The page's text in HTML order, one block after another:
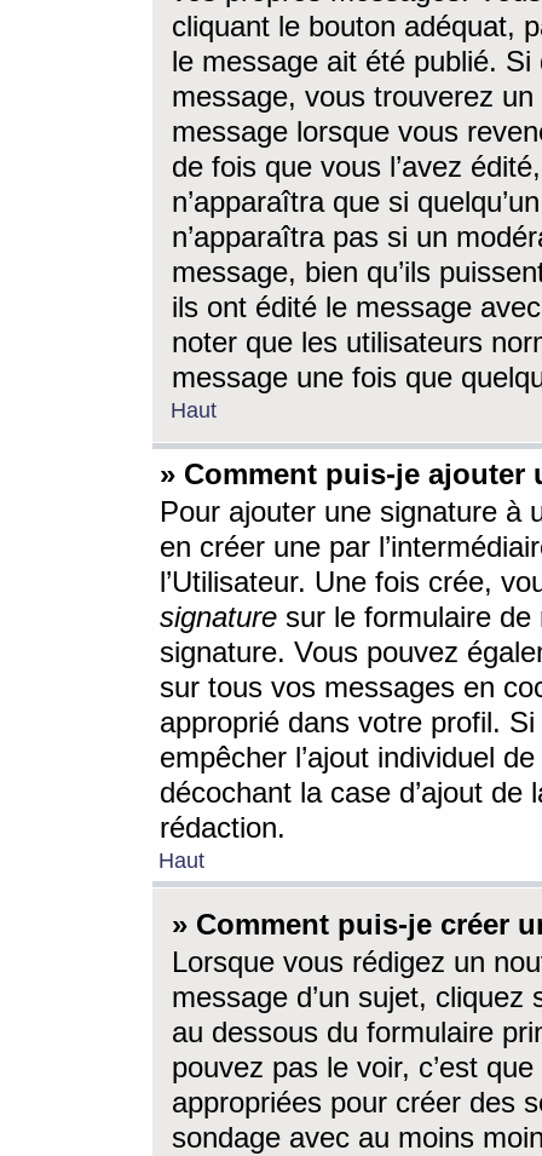
cliquant le bouton adéquat,
le message ait été publié. Si
message, vous trouverez
message lorsque vous
de fois que vous l’avez
n’apparaîtra que si
n’apparaîtra pas si un
message, bien qu’ils
ils ont édité le message
noter que les utilisateurs
message une fois que
Haut
» Comment puis-je ajouter
Pour ajouter une signature à
en créer une par
l’Utilisateur. Une fois crée,
signature sur le formulaire de
signature. Vous pouvez
sur tous vos messages en
approprié dans votre profil.
empêcher l’ajout individuel
décochant la case d’ajout
rédaction.
Haut
» Comment puis-je créer
Lorsque vous rédigez un
message d’un sujet, cliquez
au dessous du formulaire
pouvez pas le voir, c’est
appropriées pour créer des
sondage avec au moins